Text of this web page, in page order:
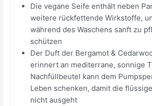
Die vegane Seife enthält neben
weitere rückfettende Wirkstoffe,
während des Waschens sanft zu
schützen
Der Duft der Bergamot &
erinnert an mediterrane, sonnige
Nachfüllbeutel kann dem
Leben schenken, damit die
nicht ausgeht